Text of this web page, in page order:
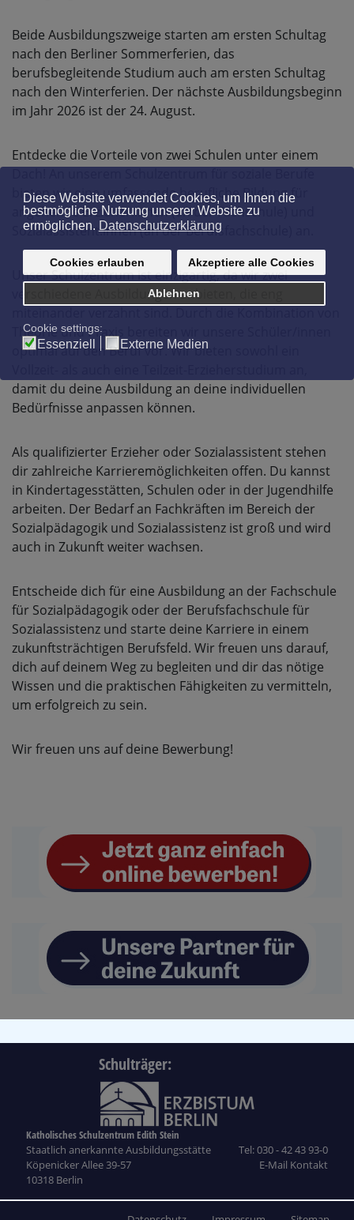
Beide Ausbildungszweige starten am ersten Schultag
nach den Berliner Sommerferien, das
berufsbegleitende Studium auch am ersten Schultag
nach den Winterferien. Der nächste Ausbildungsbeginn
im Jahr 2026 ist der 24. August.
Entdecke die Vorteile von zwei Schulen unter einem
bieten wir eine umfassende berufliche Bildung für
angehende Erzieher:innen (an der Fachschule) und
Sozialassistent:innen (an der Berufsfachschule) an.
Unser Schulzentrum ist einzigartig, da wir zwei
verschiedene Ausbildungen anbieten, die eng
Theorie und Praxis bereiten wir unsere Schüler/innen
optimal auf den Beruf vor. Wir bieten sowohl ein
damit du deine Ausbildung an deine individuellen
Bedürfnisse anpassen können.
Als qualifizierter Erzieher oder Sozialassistent stehen
dir zahlreiche Karrieremöglichkeiten offen. Du kannst
in Kindertagesstätten, Schulen oder in der Jugendhilfe
arbeiten. Der Bedarf an Fachkräften im Bereich der
Sozialpädagogik und Sozialassistenz ist groß und wird
auch in Zukunft weiter wachsen.
Entscheide dich für eine Ausbildung an der Fachschule
für Sozialpädagogik oder der Berufsfachschule für
Sozialassistenz und starte deine Karriere in einem
zukunftsträchtigen Berufsfeld. Wir freuen uns darauf,
dich auf deinem Weg zu begleiten und dir das nötige
Wissen und die praktischen Fähigkeiten zu vermitteln,
um erfolgreich zu sein.
Wir freuen uns auf deine Bewerbung!
Schulträger:
Katholisches Schulzentrum Edith Stein
Staatlich anerkannte Ausbildungsstätte
Köpenicker Allee 39-57
10318 Berlin
Tel: 030 - 42 43 93-0
E-Mail Kontakt